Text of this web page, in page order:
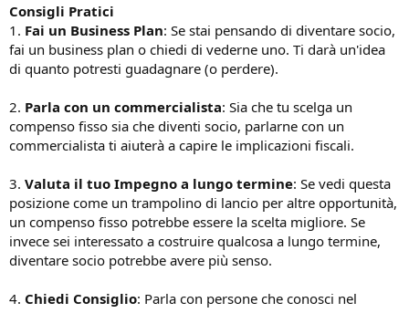
Consigli Pratici
1. Fai un Business Plan: Se stai pensando di diventare socio,
fai un business plan o chiedi di vederne uno. Ti darà un'idea
di quanto potresti guadagnare (o perdere).
2. Parla con un commercialista: Sia che tu scelga un
compenso fisso sia che diventi socio, parlarne con un
commercialista ti aiuterà a capire le implicazioni fiscali.
3. Valuta il tuo Impegno a lungo termine: Se vedi questa
posizione come un trampolino di lancio per altre opportunità,
un compenso fisso potrebbe essere la scelta migliore. Se
invece sei interessato a costruire qualcosa a lungo termine,
diventare socio potrebbe avere più senso.
4. Chiedi Consiglio: Parla con persone che conosci nel